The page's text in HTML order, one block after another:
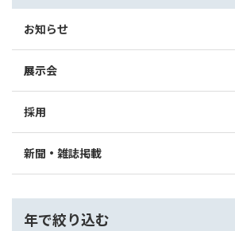
お知らせ
展示会
採用
新聞・雑誌掲載
年で絞り込む